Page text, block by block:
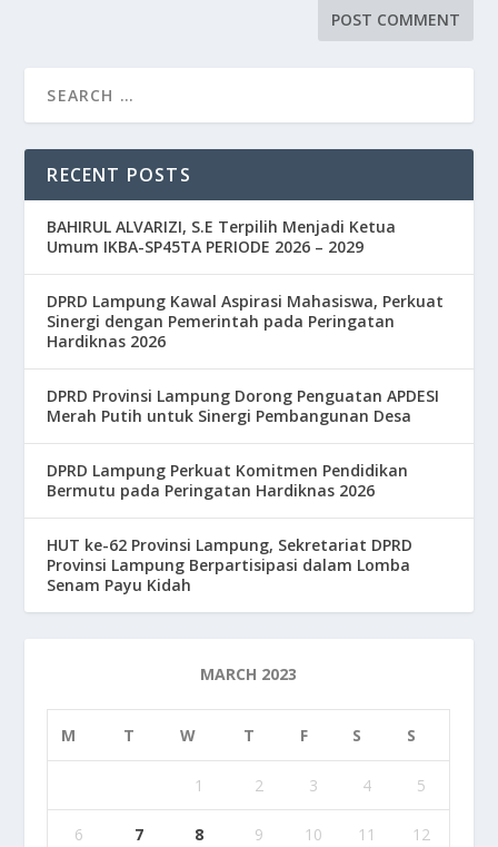
RECENT POSTS
BAHIRUL ALVARIZI, S.E Terpilih Menjadi Ketua
Umum IKBA-SP45TA PERIODE 2026 – 2029
DPRD Lampung Kawal Aspirasi Mahasiswa, Perkuat
Sinergi dengan Pemerintah pada Peringatan
Hardiknas 2026
DPRD Provinsi Lampung Dorong Penguatan APDESI
Merah Putih untuk Sinergi Pembangunan Desa
DPRD Lampung Perkuat Komitmen Pendidikan
Bermutu pada Peringatan Hardiknas 2026
HUT ke-62 Provinsi Lampung, Sekretariat DPRD
Provinsi Lampung Berpartisipasi dalam Lomba
Senam Payu Kidah
MARCH 2023
M T W T F S S
1 2 3 4 5
6 7 8 9 10 11 12